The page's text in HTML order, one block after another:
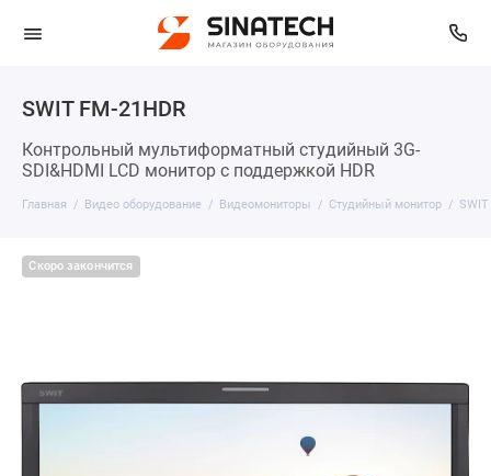
SWIT FM-21HDR
Контрольный мультиформатный студийный 3G-
SDI&HDMI LCD монитор с поддержкой HDR
Главная Видео оборудование Видеомониторы Студийный монитор
Скоро закончится